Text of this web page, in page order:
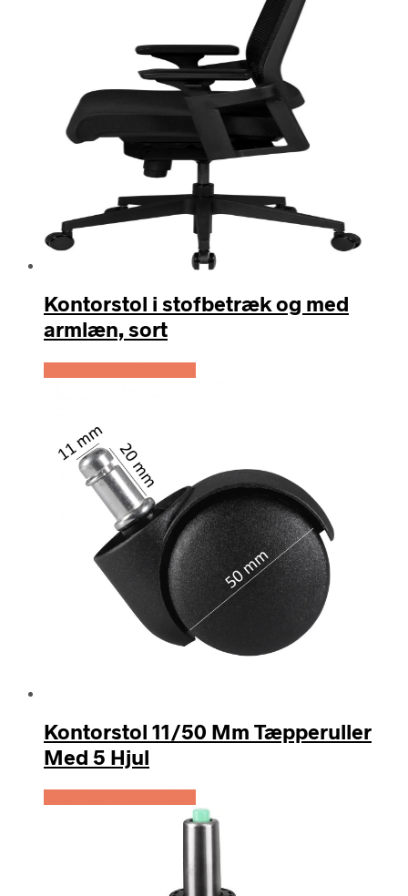
Kontorstol i stofbetræk og med
armlæn, sort
Kontorstol 11/50 Mm Tæpperuller
Med 5 Hjul